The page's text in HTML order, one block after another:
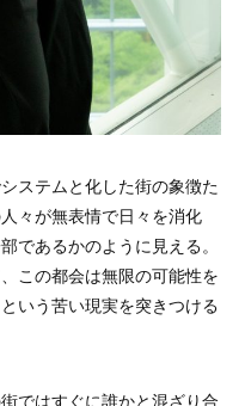
ステムと化した街の象徴た
々が無表情で日々を消化
であるかのように見える。
この都会は無限の可能性を
いう苦い現実を突きつける
ではすぐに誰かと混ざり合